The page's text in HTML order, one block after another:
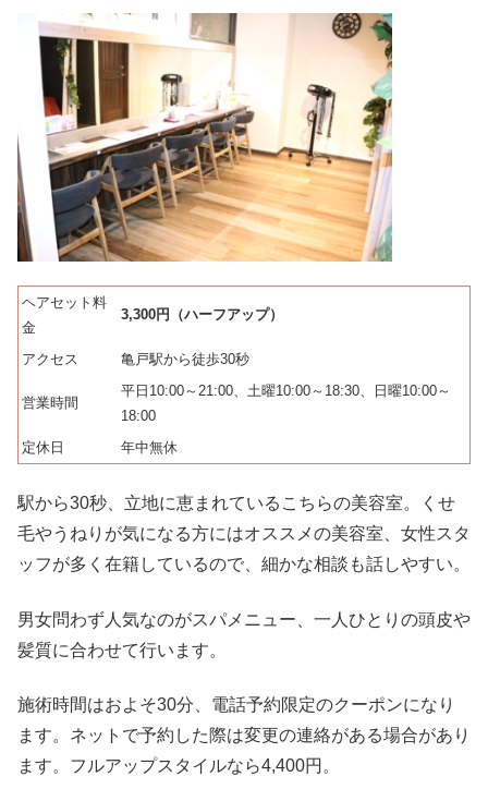
ヘアセット料
金
3,300円（ハーフアップ）
アクセス 亀戸駅から徒歩30秒
営業時間
平日10:00～21:00、土曜10:00～18:30、日曜10:00～
18:00
定休日
年中無休
駅から30秒、立地に恵まれているこちらの美容室。くせ
毛やうねりが気になる方にはオススメの美容室、女性スタ
ッフが多く在籍しているので、細かな相談も話しやすい。
男女問わず人気なのがスパメニュー、一人ひとりの頭皮や
髪質に合わせて行います。
施術時間はおよそ30分、電話予約限定のクーポンになり
ます。ネットで予約した際は変更の連絡がある場合があり
ます。フルアップスタイルなら4,400円。